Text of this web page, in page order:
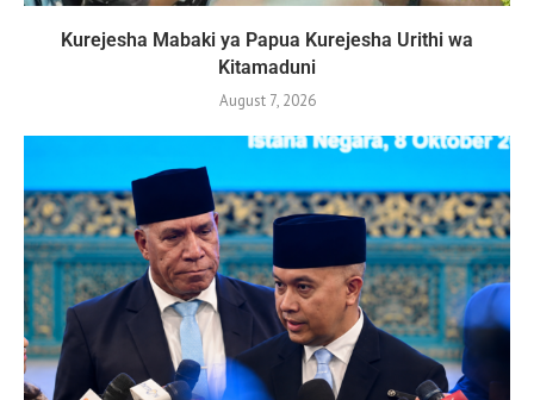
Kurejesha Mabaki ya Papua Kurejesha Urithi wa
Kitamaduni
August 7, 2026